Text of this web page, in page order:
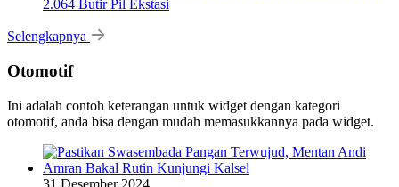
2.064 Butir Pil Ekstasi
Selengkapnya
Otomotif
Ini adalah contoh keterangan untuk widget dengan kategori
otomotif, anda bisa dengan mudah memasukkannya pada widget.
31 Desember 2024